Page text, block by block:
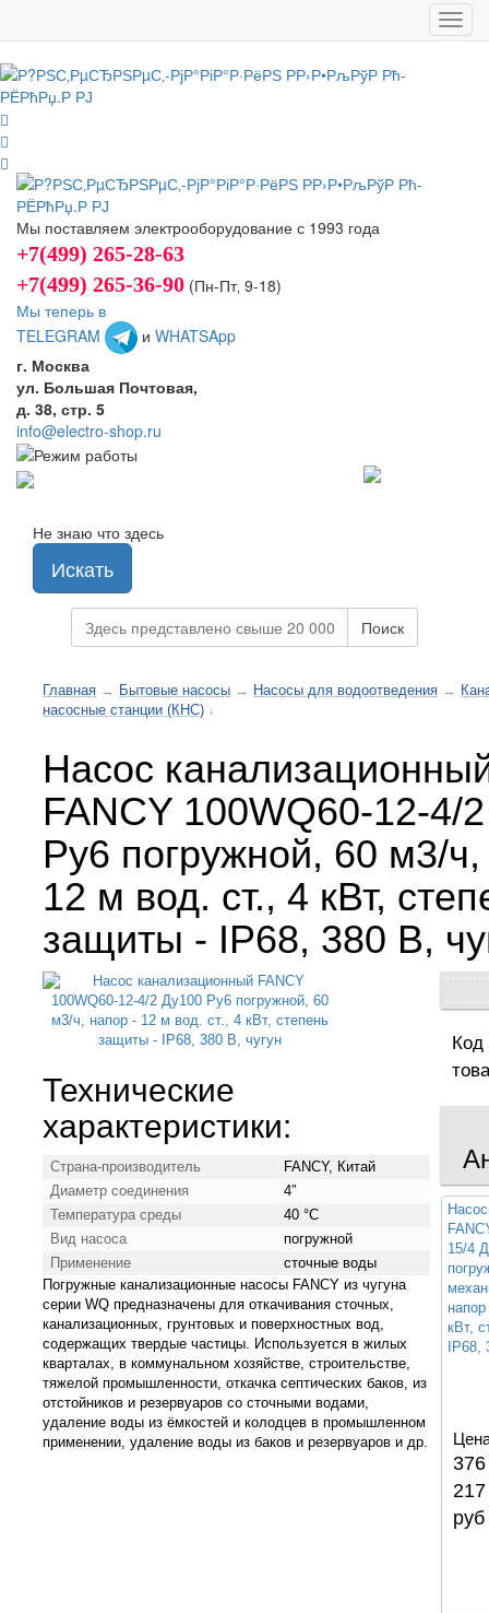
Мы поставляем электрооборудование с 1993 года
+7(499) 265-28-63
+7(499) 265-36-90 (Пн-Пт‚ 9-18)
Мы теперь в
TELEGRAM
и WHATSApp
г. Москва
ул. Большая Почтовая,
д. 38, стр. 5
info@electro-shop.ru
Не знаю что здесь
Искать
Поиск
Главная → Бытовые насосы → Насосы для водоотведения →
насосные станции (КНС) ↓
Насос
FANCY 100WQ60-12-4/
Ру6 погружной, 60 м3/
12 м вод. ст., 4 кВт,
защиты - IP68, 380 В,
Технические
характеристики:
Страна-производитель
FANCY, Китай
Диаметр соединения
4″
Температура среды
40 °С
Вид насоса
погружной
Применение
сточные воды
Погружные канализационные насосы FANCY из чугуна
серии WQ предназначены для откачивания сточных,
канализационных, грунтовых и поверхностных вод,
содержащих твердые частицы. Используется в жилых
кварталах, в коммунальном хозяйстве, строительстве,
тяжелой промышленности, откачка септических баков, из
отстойников и резервуаров со сточными водами,
удаление воды из ёмкостей и колодцев в промышленном
применении, удаление воды из баков и резервуаров и др.
Код
15/4
кВт,
IP68,
376
217
руб